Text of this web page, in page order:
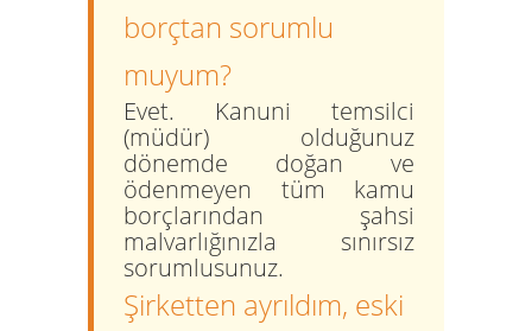
borçtan sorumlu
muyum?
Evet. Kanuni temsilci
(müdür) olduğunuz
dönemde doğan ve
ödenmeyen tüm kamu
borçlarından şahsi
malvarlığınızla sınırsız
sorumlusunuz.
Şirketten ayrıldım, eski